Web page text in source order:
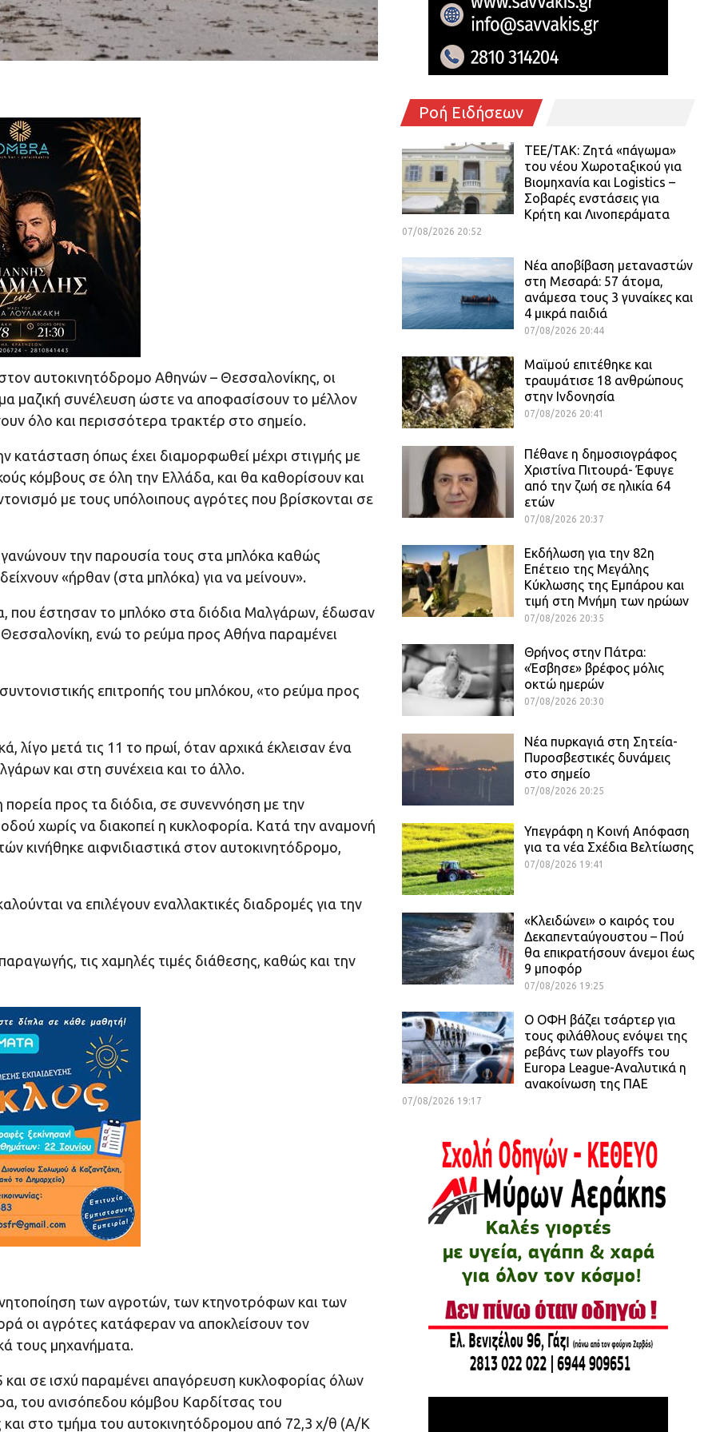
αυτοκινητόδρομο Αθηνών – Θεσσαλονίκης, οι
μαζική συνέλευση ώστε να αποφασίσουν το μέλλον
όλο και περισσότερα τρακτέρ στο σημείο.
κατάσταση όπως έχει διαμορφωθεί μέχρι στιγμής με
κόμβους σε όλη την Ελλάδα, και θα καθορίσουν και
με τους υπόλοιπους αγρότες που βρίσκονται σε
την παρουσία τους στα μπλόκα καθώς
«ήρθαν (στα μπλόκα) για να μείνουν».
που έστησαν το μπλόκο στα διόδια Μαλγάρων, έδωσαν
ενώ το ρεύμα προς Αθήνα παραμένει
επιτροπής του μπλόκου, «το ρεύμα προς
λίγο μετά τις 11 το πρωί, όταν αρχικά έκλεισαν ένα
και στη συνέχεια και το άλλο.
πορεία προς τα διόδια, σε συνεννόηση με την
χωρίς να διακοπεί η κυκλοφορία. Κατά την αναμονή
κινήθηκε αιφνιδιαστικά στον αυτοκινητόδρομο,
να επιλέγουν εναλλακτικές διαδρομές για την
τις χαμηλές τιμές διάθεσης, καθώς και την
των αγροτών, των κτηνοτρόφων και των
οι αγρότες κατάφεραν να αποκλείσουν τον
τους μηχανήματα.
σε ισχύ παραμένει απαγόρευση κυκλοφορίας όλων
του ανισόπεδου κόμβου Καρδίτσας του
στο τμήμα του αυτοκινητόδρομου από 72,3 χ/θ (Α/Κ
Ροή Ειδήσεων
ΤΕΕ/ΤΑΚ: Ζητά «πάγωμα»
του νέου Χωροταξικού για
Βιομηχανία και Logistics –
Σοβαρές ενστάσεις για
Κρήτη και Λινοπεράματα
07/08/2026 20:52
Νέα αποβίβαση μεταναστών
στη Μεσαρά: 57 άτομα,
ανάμεσα τους 3 γυναίκες και
4 μικρά παιδιά
07/08/2026 20:44
Μαϊμού επιτέθηκε και
τραυμάτισε 18 ανθρώπους
στην Ινδονησία
07/08/2026 20:41
Πέθανε η δημοσιογράφος
Χριστίνα Πιτουρά- Έφυγε
από την ζωή σε ηλικία 64
ετών
07/08/2026 20:37
Εκδήλωση για την 82η
Επέτειο της Μεγάλης
Κύκλωσης της Εμπάρου και
τιμή στη Μνήμη των ηρώων
07/08/2026 20:35
Θρήνος στην Πάτρα:
«Έσβησε» βρέφος μόλις
οκτώ ημερών
07/08/2026 20:30
Νέα πυρκαγιά στη Σητεία-
Πυροσβεστικές δυνάμεις
στο σημείο
07/08/2026 20:25
Υπεγράφη η Κοινή Απόφαση
για τα νέα Σχέδια Βελτίωσης
07/08/2026 19:41
«Κλειδώνει» ο καιρός του
Δεκαπενταύγουστου – Πού
θα επικρατήσουν άνεμοι έως
9 μποφόρ
07/08/2026 19:25
Ο ΟΦΗ βάζει τσάρτερ για
τους φιλάθλους ενόψει της
ρεβάνς των playoffs του
Europa League-Αναλυτικά η
ανακοίνωση της ΠΑΕ
07/08/2026 19:17